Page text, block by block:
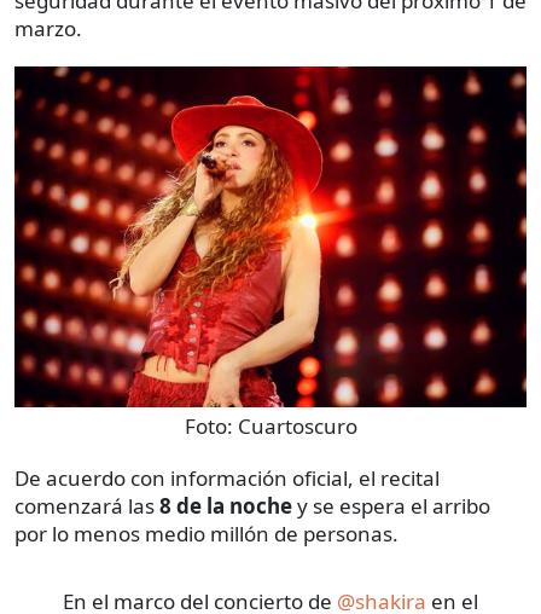
marzo.
Foto: Cuartoscuro
De acuerdo con información oficial, el recital
comenzará las8 de la nochey se espera el arribo
por lo menos medio millón de personas.
En el marco del concierto de @shakira en el